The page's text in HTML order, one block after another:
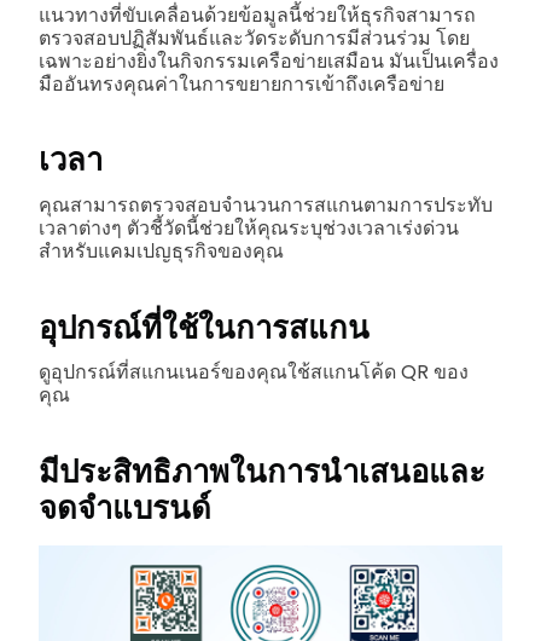
แนวทางที่ขับเคลื่อนด้วยข้อมูลนี้ช่วยให้ธุรกิจสามารถ
ตรวจสอบปฏิสัมพันธ์และวัดระดับการมีส่วนร่วม โดย
เฉพาะอย่างยิ่งในกิจกรรมเครือข่ายเสมือน มันเป็นเครื่อง
มืออันทรงคุณค่าในการขยายการเข้าถึงเครือข่าย
เวลา
คุณสามารถตรวจสอบจำนวนการสแกนตามการประทับ
เวลาต่างๆ ตัวชี้วัดนี้ช่วยให้คุณระบุช่วงเวลาเร่งด่วน
สำหรับแคมเปญธุรกิจของคุณ
อุปกรณ์ที่ใช้ในการสแกน
ดูอุปกรณ์ที่สแกนเนอร์ของคุณใช้สแกนโค้ด QR ของ
คุณ
มีประสิทธิภาพในการนำเสนอและ
จดจำแบรนด์